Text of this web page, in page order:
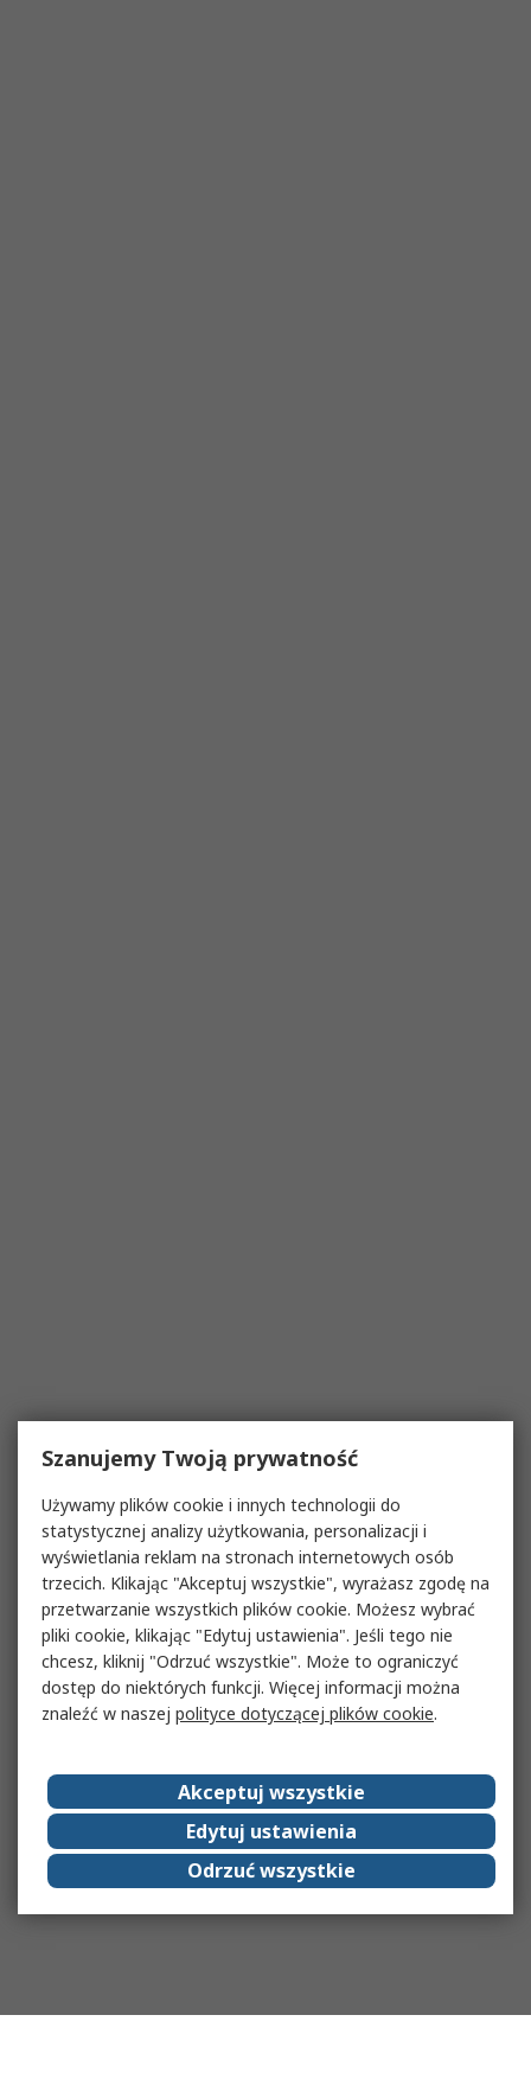
Szanujemy Twoją prywatność
Używamy plików cookie i innych technologii do
statystycznej analizy użytkowania, personalizacji i
wyświetlania reklam na stronach internetowych osób
trzecich. Klikając "Akceptuj wszystkie", wyrażasz zgodę na
przetwarzanie wszystkich plików cookie. Możesz wybrać
pliki cookie, klikając "Edytuj ustawienia". Jeśli tego nie
chcesz, kliknij "Odrzuć wszystkie". Może to ograniczyć
dostęp do niektórych funkcji. Więcej informacji można
znaleźć w naszej polityce dotyczącej plików cookie.
Akceptuj wszystkie
Edytuj ustawienia
Odrzuć wszystkie